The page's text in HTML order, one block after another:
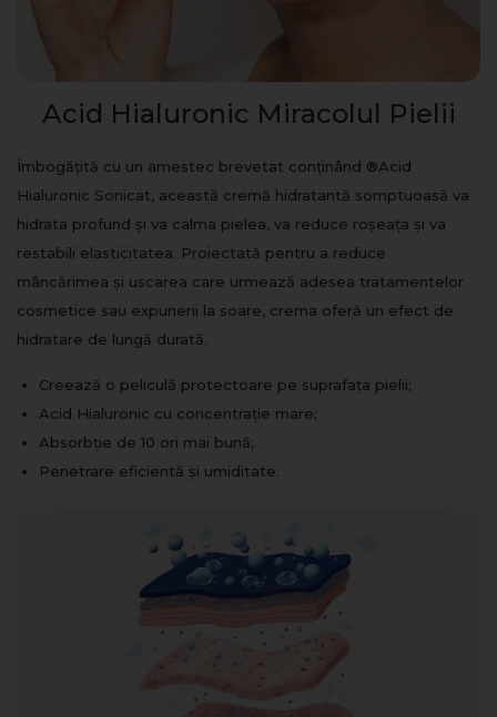
Acid Hialuronic Miracolul Pielii
Îmbogățită cu un amestec brevetat conținând ®Acid
Hialuronic Sonicat, această cremă hidratantă somptuoasă va
hidrata profund și va calma pielea, va reduce roșeața și va
restabili elasticitatea. Proiectată pentru a reduce
mâncărimea și uscarea care urmează adesea tratamentelor
cosmetice sau expunerii la soare, crema oferă un efect de
hidratare de lungă durată.
Creează o peliculă protectoare pe suprafața pielii;
Acid Hialuronic cu concentrație mare;
Absorbție de 10 ori mai bună;
Penetrare eficientă și umiditate.